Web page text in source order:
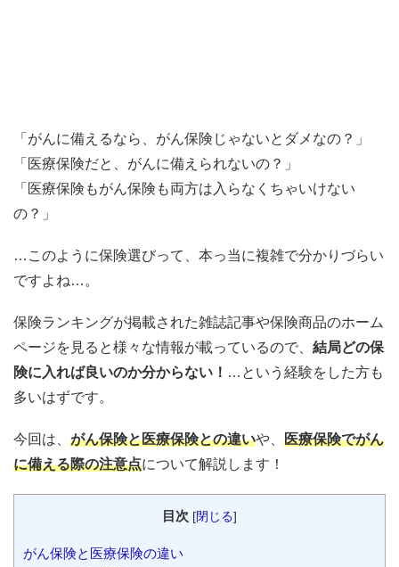
「がんに備えるなら、がん保険じゃないとダメなの？」
「医療保険だと、がんに備えられないの？」
「医療保険もがん保険も両方は入らなくちゃいけない
の？」
…このように保険選びって、本っ当に複雑で分かりづらい
ですよね…。
保険ランキングが掲載された雑誌記事や保険商品のホーム
ページを見ると様々な情報が載っているので、 結局どの保
険に入れば良いのか分からない！ …という経験をした方も
多いはずです。
今回は、 がん保険と医療保険との違いや、 医療保険でがん
に備える際の注意点について解説します！
目次 [閉じる]
がん保険と医療保険の違い